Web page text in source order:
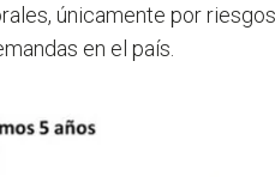
únicamente por riesgos
en el país.